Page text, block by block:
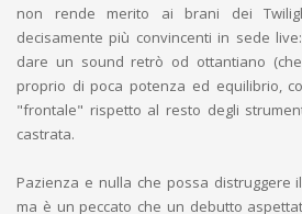
non rende merito ai brani dei
decisamente più convincenti in sede
dare un sound retrò od ottantiano
proprio di poca potenza ed equilibrio,
"frontale" rispetto al resto degli
castrata.
Pazienza e nulla che possa distruggere
ma è un peccato che un debutto